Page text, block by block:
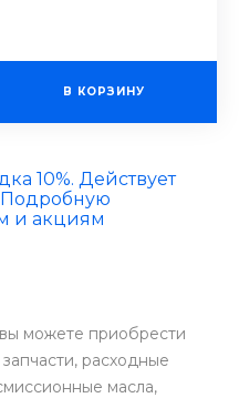
В КОРЗИНУ
10%. Действует
Подробную
и акциям
можете приобрести
расходные
масла,